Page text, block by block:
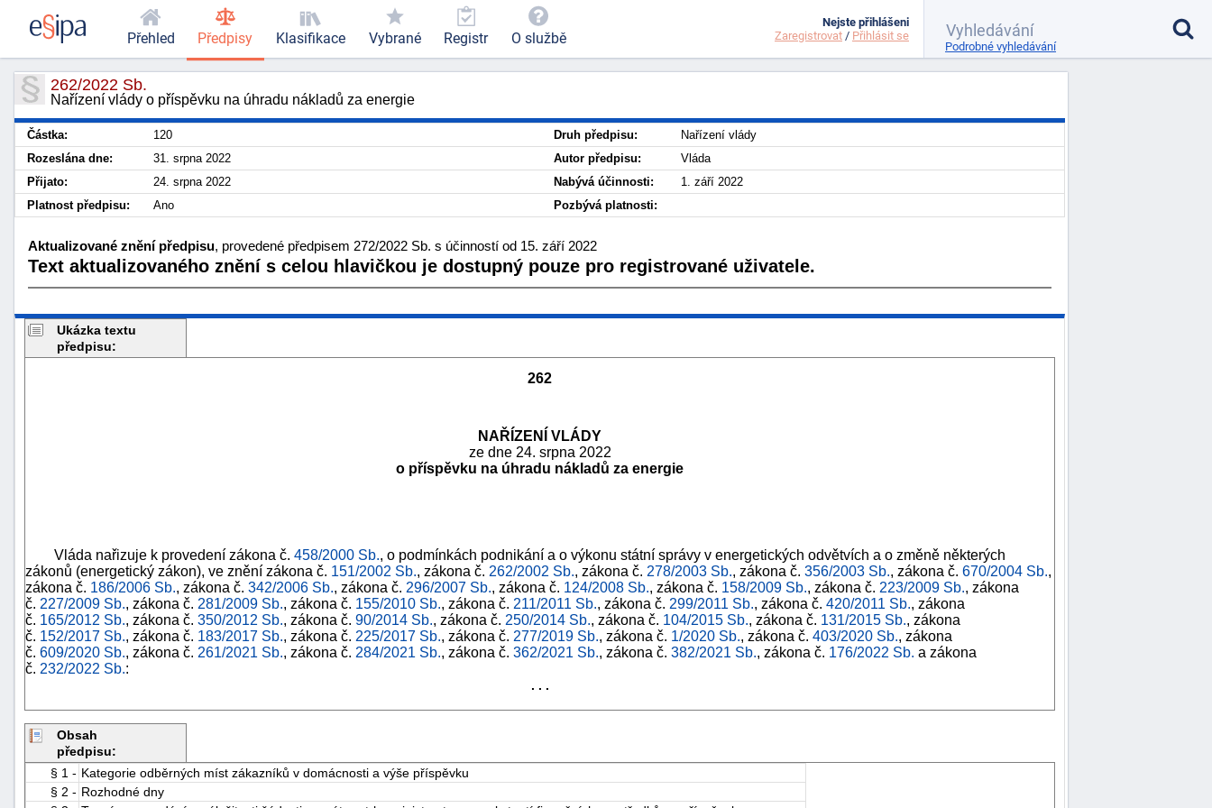
262/2022 Sb.
Nařízení vlády o příspěvku na úhradu nákladů za energie
Částka: 120 Druh předpisu:
Nařízení vlády
Rozeslána dne:
31. srpna 2022 Autor předpisu:
Vláda
Přijato:
24. srpna 2022 Nabývá účinnosti:
1. září 2022
Platnost předpisu:
Ano Pozbývá platnosti:
Aktualizované znění předpisu, provedené předpisem 272/2022 Sb. s účinností od 15. září 2022
Text aktualizovaného znění s celou hlavičkou je dostupný pouze pro registrované uživatele.
Ukázka textu
předpisu:
262
NAŘÍZENÍ VLÁDY
ze dne 24. srpna 2022
o příspěvku na úhradu nákladů za energie
Vláda nařizuje k provedení zákona č. 458/2000 Sb., o podmínkách podnikání a o výkonu státní správy v energetických odvětvích a o změně některých
zákonů (energetický zákon), ve znění zákona č. 151/2002 Sb., zákona č. 262/2002 Sb., zákona č. 278/2003 Sb., zákona č. 356/2003 Sb., zákona č. 670/2004 Sb.,
zákona č. 186/2006 Sb., zákona č. 342/2006 Sb., zákona č. 296/2007 Sb., zákona č. 124/2008 Sb., zákona č. 158/2009 Sb., zákona č. 223/2009 Sb., zákona
č. 227/2009 Sb., zákona č. 281/2009 Sb., zákona č. 155/2010 Sb., zákona č. 211/2011 Sb., zákona č. 299/2011 Sb., zákona č. 420/2011 Sb., zákona
č. 165/2012 Sb., zákona č. 350/2012 Sb., zákona č. 90/2014 Sb., zákona č. 250/2014 Sb., zákona č. 104/2015 Sb., zákona č. 131/2015 Sb., zákona
č. 152/2017 Sb., zákona č. 183/2017 Sb., zákona č. 225/2017 Sb., zákona č. 277/2019 Sb., zákona č. 1/2020 Sb., zákona č. 403/2020 Sb., zákona
č. 609/2020 Sb., zákona č. 261/2021 Sb., zákona č. 284/2021 Sb., zákona č. 362/2021 Sb., zákona č. 382/2021 Sb., zákona č. 176/2022 Sb. a zákona
č. 232/2022 Sb.:
. . .
Obsah
předpisu:
§ 1 - Kategorie odběrných míst zákazníků v domácnosti a výše příspěvku
§ 2 - Rozhodné dny
Přehled Předpisy Klasifikace Vybrané Registr O službě
Nejste přihlášeni
Zaregistrovat / Přihlásit se
Podrobné vyhledávání